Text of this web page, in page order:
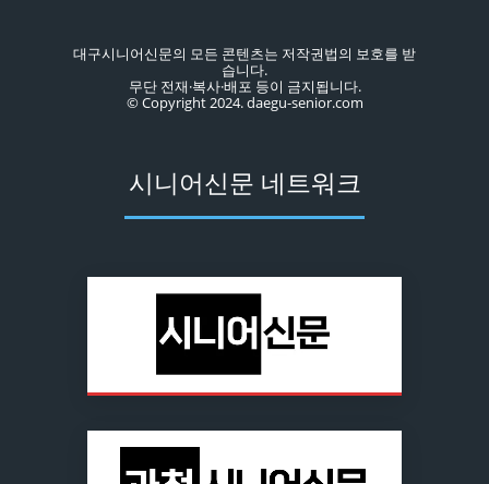
대구시니어신문의 모든 콘텐츠는 저작권법의 보호를 받
습니다.
무단 전재·복사·배포 등이 금지됩니다.
© Copyright 2024. daegu-senior.com
시니어신문 네트워크